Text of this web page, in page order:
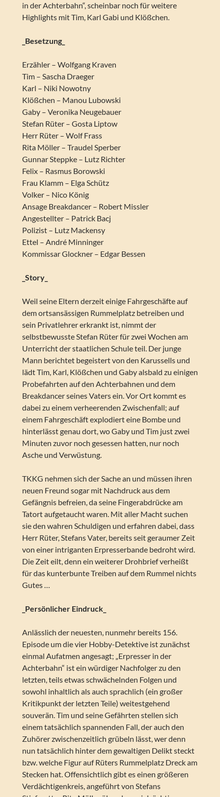
in der Achterbahn“, scheinbar noch für weitere
Highlights mit Tim, Karl Gabi und Klößchen.
_Besetzung_
Erzähler – Wolfgang Kraven
Tim – Sascha Draeger
Karl – Niki Nowotny
Klößchen – Manou Lubowski
Gaby – Veronika Neugebauer
Stefan Rüter – Gosta Liptow
Herr Rüter – Wolf Frass
Rita Möller – Traudel Sperber
Gunnar Steppke – Lutz Richter
Felix – Rasmus Borowski
Frau Klamm – Elga Schütz
Volker – Nico König
Ansage Breakdancer – Robert Missler
Angestellter – Patrick Bacj
Polizist – Lutz Mackensy
Ettel – André Minninger
Kommissar Glockner – Edgar Bessen
_Story_
Weil seine Eltern derzeit einige Fahrgeschäfte auf
dem ortsansässigen Rummelplatz betreiben und
sein Privatlehrer erkrankt ist, nimmt der
selbstbewusste Stefan Rüter für zwei Wochen am
Unterricht der staatlichen Schule teil. Der junge
Mann berichtet begeistert von den Karussells und
lädt Tim, Karl, Klößchen und Gaby alsbald zu einigen
Probefahrten auf den Achterbahnen und dem
Breakdancer seines Vaters ein. Vor Ort kommt es
dabei zu einem verheerenden Zwischenfall; auf
einem Fahrgeschäft explodiert eine Bombe und
hinterlässt genau dort, wo Gaby und Tim just zwei
Minuten zuvor noch gesessen hatten, nur noch
Asche und Verwüstung.
TKKG nehmen sich der Sache an und müssen ihren
neuen Freund sogar mit Nachdruck aus dem
Gefängnis befreien, da seine Fingerabdrücke am
Tatort aufgetaucht waren. Mit aller Macht suchen
sie den wahren Schuldigen und erfahren dabei, dass
Herr Rüter, Stefans Vater, bereits seit geraumer Zeit
von einer intriganten Erpresserbande bedroht wird.
Die Zeit eilt, denn ein weiterer Drohbrief verheißt
für das kunterbunte Treiben auf dem Rummel nichts
Gutes …
_Persönlicher Eindruck_
Anlässlich der neuesten, nunmehr bereits 156.
Episode um die vier Hobby-Detektive ist zunächst
einmal Aufatmen angesagt; „Erpresser in der
Achterbahn“ ist ein würdiger Nachfolger zu den
letzten, teils etwas schwächelnden Folgen und
sowohl inhaltlich als auch sprachlich (ein großer
Kritikpunkt der letzten Teile) weitestgehend
souverän. Tim und seine Gefährten stellen sich
einem tatsächlich spannenden Fall, der auch den
Zuhörer zwischenzeitlich grübeln lässt, wer denn
nun tatsächlich hinter dem gewaltigen Delikt steckt
bzw. welche Figur auf Rüters Rummelplatz Dreck am
Stecken hat. Offensichtlich gibt es einen größeren
Verdächtigenkreis, angeführt von Stefans